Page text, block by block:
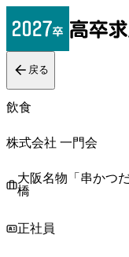
戻る
飲食
株式会社 一門会
大阪名物「串かつ
橋
正社員